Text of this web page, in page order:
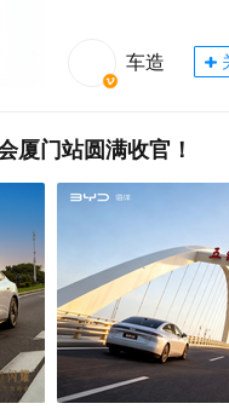
车造
厦门站圆满收官！